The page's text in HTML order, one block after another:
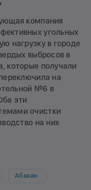
компания
угольных
нагрузку в городе
выбросов в
которые получали
на
№6 в
эти
очистки
на них
Абакан